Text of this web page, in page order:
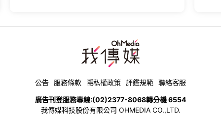
公告 服務條款 隱私權政策 評鑑規範 聯絡客服
廣告刊登服務專線:(02)2377-8068轉分機 6554
我傳媒科技股份有限公司 OHMEDIA CO.,LTD.